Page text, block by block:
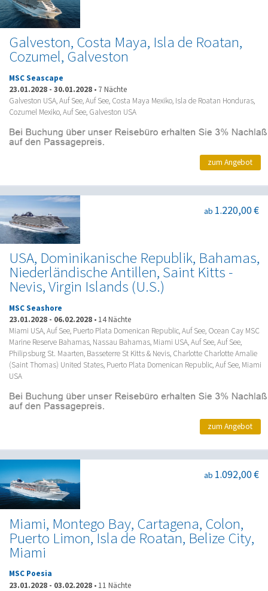
Galveston, Costa Maya, Isla de Roatan,
Cozumel, Galveston
MSC Seascape
23.01.2028 - 30.01.2028 • 7 Nächte
Galveston USA, Auf See, Auf See, Costa Maya Mexiko, Isla de Roatan Honduras,
Cozumel Mexiko, Auf See, Galveston USA
zum Angebot
USA, Dominikanische Republik, Bahamas,
Niederländische Antillen, Saint Kitts -
Nevis, Virgin Islands (U.S.)
ab 1.220,00 €
MSC Seashore
23.01.2028 - 06.02.2028 • 14 Nächte
Miami USA, Auf See, Puerto Plata Domenican Republic, Auf See, Ocean Cay MSC
Marine Reserve Bahamas, Nassau Bahamas, Miami USA, Auf See, Auf See,
Philipsburg St. Maarten, Basseterre St Kitts & Nevis, Charlotte Charlotte Amalie
(Saint Thomas) United States, Puerto Plata Domenican Republic, Auf See, Miami
USA
zum Angebot
Miami, Montego Bay, Cartagena, Colon,
Puerto Limon, Isla de Roatan, Belize City,
Miami
ab 1.092,00 €
MSC Poesia
23.01.2028 - 03.02.2028 • 11 Nächte